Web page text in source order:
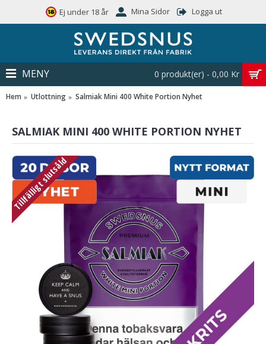
Ej under 18 år Mina Sidor Logga ut
0 produkt(er) - 0,00 Kr
MENY
Hem Utlottning Salmiak Mini 400 White Portion Nyhet
SALMIAK MINI 400 WHITE PORTION NYHET
Tillfälligt slutsåld